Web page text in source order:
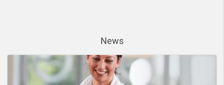
News